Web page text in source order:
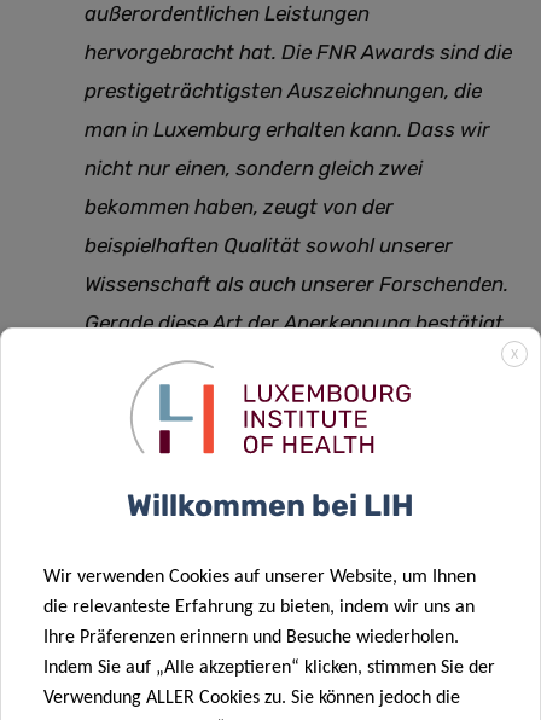
außerordentlichen Leistungen
hervorgebracht hat. Die FNR Awards sind die
prestigeträchtigsten Auszeichnungen, die
man in Luxemburg erhalten kann. Dass wir
nicht nur einen, sondern gleich zwei
bekommen haben, zeugt von der
beispielhaften Qualität sowohl unserer
Wissenschaft als auch unserer Forschenden.
Gerade diese Art der Anerkennung bestätigt
einen darin, dass die eigene Arbeit Spuren
hinterlässt, die über das Labor
hinausreichen, und dass unsere
konkreten Ergebnissen für die
der Menschen führen
X
Willkommen bei LIH
Wir verwenden Cookies auf unserer Website, um Ihnen
die relevanteste Erfahrung zu bieten, indem wir uns an
Ihre Präferenzen erinnern und Besuche wiederholen.
Indem Sie auf „Alle akzeptieren“ klicken, stimmen Sie der
Verwendung ALLER Cookies zu. Sie können jedoch die